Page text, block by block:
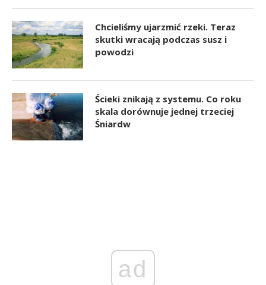
Chcieliśmy ujarzmić rzeki. Teraz
skutki wracają podczas susz i
powodzi
Ścieki znikają z systemu. Co roku
skala dorównuje jednej trzeciej
Śniardw
ad